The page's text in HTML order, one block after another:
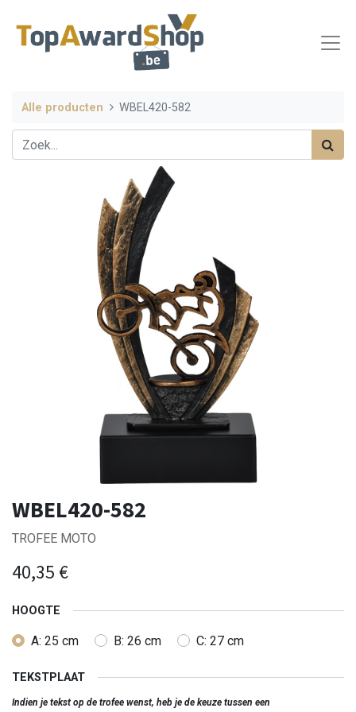
Alle producten WBEL420-582
WBEL420-582
TROFEE MOTO
40,35 €
HOOGTE
A: 25 cm B: 26 cm C: 27 cm
TEKSTPLAAT
Indien je tekst op de trofee wenst, heb je de keuze tussen een